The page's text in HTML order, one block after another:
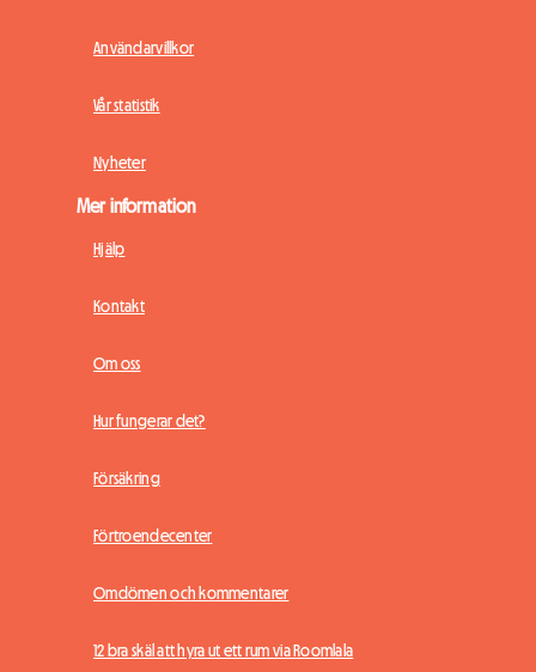
Användarvillkor
Vår statistik
Nyheter
Mer information
Hjälp
Kontakt
Om oss
Hur fungerar det?
Försäkring
Förtroendecenter
Omdömen och kommentarer
12 bra skäl att hyra ut ett rum via Roomlala